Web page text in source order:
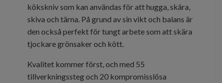
kökskniv som kan användas för att hugga, skära,
skiva och tärna. På grund av sin vikt och balans är
den också perfekt för tungt arbete som att skära
tjockare grönsaker och kött.
Kvalitet kommer först, och med 55
tillverkningssteg och 20 kompromisslösa